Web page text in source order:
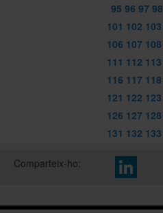
95 96 97 98
101 102 103
106 107 108
111 112 113
116 117 118
121 122 123
126 127 128
131 132 133
Comparteix-ho: